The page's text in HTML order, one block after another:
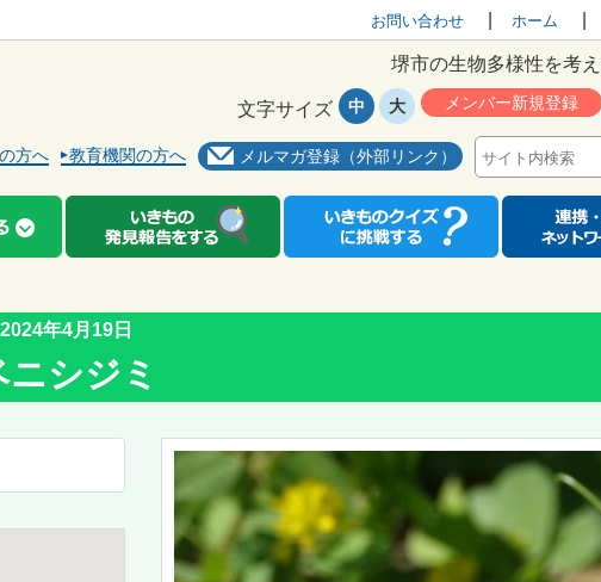
お問い合わせ ホーム
堺市の生物多様性を考
方へ 教育機関の方へ メルマガ登録（外部リンク）
メンバー新規登録
文字サイズ 中 大
2024年4月19日
ニシジミ